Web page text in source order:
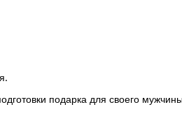
подарка для своего